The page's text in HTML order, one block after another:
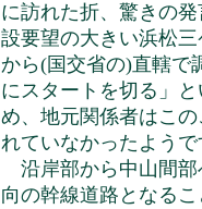
に訪れた折、驚きの
設要望の大きい浜松
から(国交省の)直轄で
にスタートを切る」
め、地元関係者はこ
れていなかったようで
沿岸部から中山間部
向の幹線道路となる